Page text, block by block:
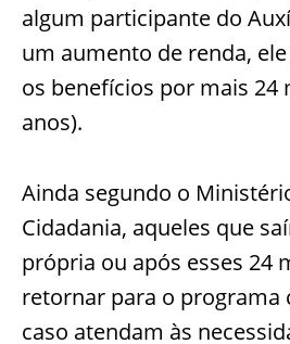
algum participante do
um aumento de renda,
os benefícios por mais 24
anos).
Ainda segundo o
Cidadania, aqueles que
própria ou após esses 24
retornar para o programa
caso atendam às